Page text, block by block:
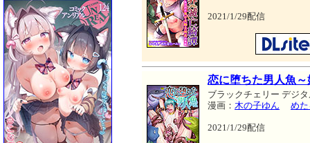
2021/1/29配信
恋に堕ちた男人魚
ブラックチェリー デジ
漫画： 木の子ゆん め
2021/1/29配信